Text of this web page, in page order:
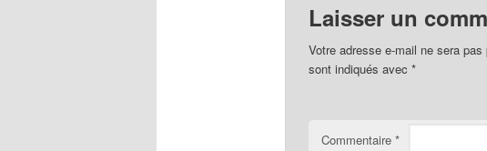
Laisser un
Votre adresse e-mail ne sera pas
sont indiqués avec *
Commentaire *